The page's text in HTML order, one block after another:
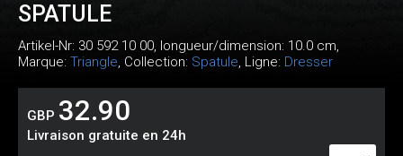
SPATULE
Artikel-Nr: 30 592 10 00, longueur/dimension: 10.0 cm,
Marque: Triangle, Collection: Spatule, Ligne: Dresser
GBP 32.90
Livraison gratuite en 24h